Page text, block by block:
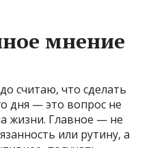
мнение
считаю, что сделать
дня — это вопрос не
жизни. Главное — не
или рутину, а